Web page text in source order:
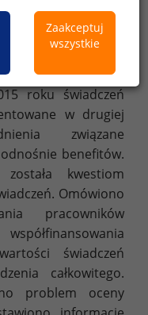
w oczach
składa się z pięciu
dane
roku świadczeń
w drugiej
związane
benefitów.
kwestiom
Omówiono
pracowników
świadczeń
całkowitego.
problem oceny
Zaakceptuj
wszystkie